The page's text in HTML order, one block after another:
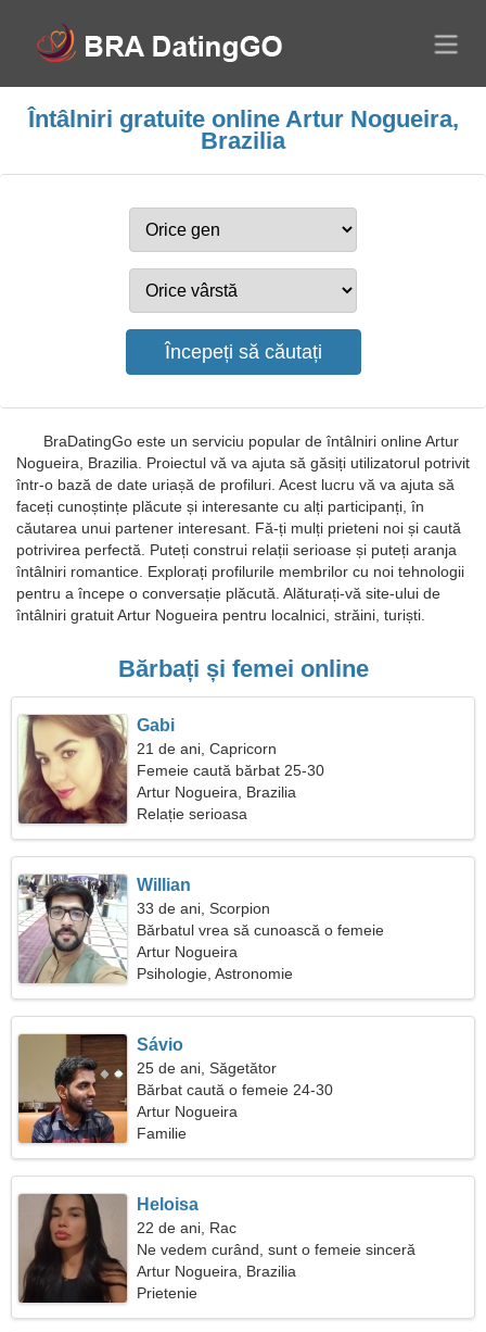
Întâlniri gratuite online Artur Nogueira,
Brazilia
BraDatingGo este un serviciu popular de întâlniri online Artur
Nogueira, Brazilia. Proiectul vă va ajuta să găsiți utilizatorul potrivit
într-o bază de date uriașă de profiluri. Acest lucru vă va ajuta să
faceți cunoștințe plăcute și interesante cu alți participanți, în
căutarea unui partener interesant. Fă-ți mulți prieteni noi și caută
potrivirea perfectă. Puteți construi relații serioase și puteți aranja
întâlniri romantice. Explorați profilurile membrilor cu noi tehnologii
pentru a începe o conversație plăcută. Alăturați-vă site-ului de
întâlniri gratuit Artur Nogueira pentru localnici, străini, turiști.
Bărbați și femei online
Gabi
21 de ani, Capricorn
Femeie caută bărbat 25-30
Artur Nogueira, Brazilia
Relație serioasa
Willian
33 de ani, Scorpion
Bărbatul vrea să cunoască o femeie
Artur Nogueira
Psihologie, Astronomie
Sávio
25 de ani, Săgetător
Bărbat caută o femeie 24-30
Artur Nogueira
Familie
Heloisa
22 de ani, Rac
Ne vedem curând, sunt o femeie sinceră
Artur Nogueira, Brazilia
Prietenie